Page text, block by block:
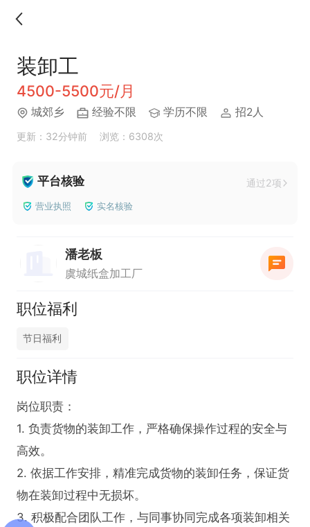
装卸工
4500-5500元/月
城郊乡 经验不限 学历不限 招2人
更新：32分钟前 浏览：6308次
平台核验 通过2项
营业执照 实名核验
潘老板
虞城纸盒加工厂
职位福利
节日福利
职位详情
岗位职责：
1. 负责货物的装卸工作，严格确保操作过程的安全与
高效。
2. 依据工作安排，精准完成货物的装卸任务，保证货
物在装卸过程中无损坏。
3. 积极配合团队工作，与同事协同完成各项装卸相关